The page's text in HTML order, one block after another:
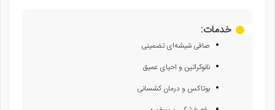
خدمات:
صافی شیشه‌ای تضمینی
نانو‌کراتین و احیای عمیق
بوتاکس و درمان کشسانی